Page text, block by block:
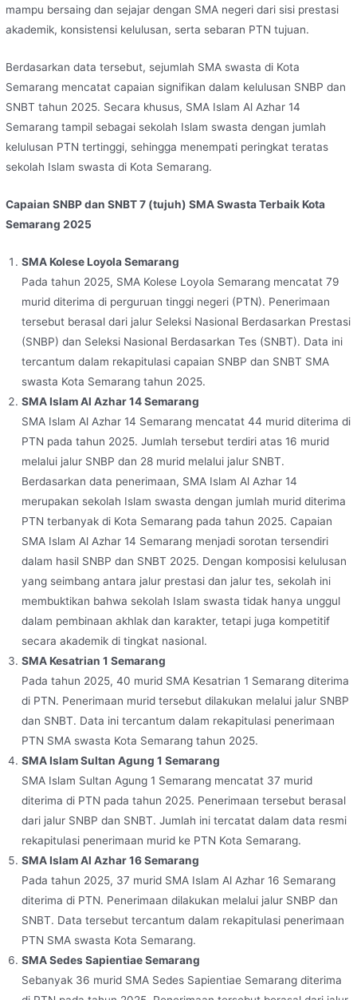
mampu bersaing dan sejajar dengan SMA negeri dari sisi prestasi
akademik, konsistensi kelulusan, serta sebaran PTN tujuan.
Berdasarkan data tersebut, sejumlah SMA swasta di Kota
Semarang mencatat capaian signifikan dalam kelulusan SNBP dan
SNBT tahun 2025. Secara khusus, SMA Islam Al Azhar 14
Semarang tampil sebagai sekolah Islam swasta dengan jumlah
kelulusan PTN tertinggi, sehingga menempati peringkat teratas
sekolah Islam swasta di Kota Semarang.
Capaian SNBP dan SNBT 7 (tujuh) SMA Swasta Terbaik Kota
Semarang 2025
SMA Kolese Loyola Semarang
Pada tahun 2025, SMA Kolese Loyola Semarang mencatat 79
murid diterima di perguruan tinggi negeri (PTN). Penerimaan
tersebut berasal dari jalur Seleksi Nasional Berdasarkan Prestasi
(SNBP) dan Seleksi Nasional Berdasarkan Tes (SNBT). Data ini
tercantum dalam rekapitulasi capaian SNBP dan SNBT SMA
swasta Kota Semarang tahun 2025.
SMA Islam Al Azhar 14 Semarang
SMA Islam Al Azhar 14 Semarang mencatat 44 murid diterima di
PTN pada tahun 2025. Jumlah tersebut terdiri atas 16 murid
melalui jalur SNBP dan 28 murid melalui jalur SNBT.
Berdasarkan data penerimaan, SMA Islam Al Azhar 14
merupakan sekolah Islam swasta dengan jumlah murid diterima
PTN terbanyak di Kota Semarang pada tahun 2025. Capaian
SMA Islam Al Azhar 14 Semarang menjadi sorotan tersendiri
dalam hasil SNBP dan SNBT 2025. Dengan komposisi kelulusan
yang seimbang antara jalur prestasi dan jalur tes, sekolah ini
membuktikan bahwa sekolah Islam swasta tidak hanya unggul
dalam pembinaan akhlak dan karakter, tetapi juga kompetitif
secara akademik di tingkat nasional.
SMA Kesatrian 1 Semarang
Pada tahun 2025, 40 murid SMA Kesatrian 1 Semarang diterima
di PTN. Penerimaan murid tersebut dilakukan melalui jalur SNBP
dan SNBT. Data ini tercantum dalam rekapitulasi penerimaan
PTN SMA swasta Kota Semarang tahun 2025.
SMA Islam Sultan Agung 1 Semarang
SMA Islam Sultan Agung 1 Semarang mencatat 37 murid
diterima di PTN pada tahun 2025. Penerimaan tersebut berasal
dari jalur SNBP dan SNBT. Jumlah ini tercatat dalam data resmi
rekapitulasi penerimaan murid ke PTN Kota Semarang.
SMA Islam Al Azhar 16 Semarang
Pada tahun 2025, 37 murid SMA Islam Al Azhar 16 Semarang
diterima di PTN. Penerimaan dilakukan melalui jalur SNBP dan
SNBT. Data tersebut tercantum dalam rekapitulasi penerimaan
PTN SMA swasta Kota Semarang.
SMA Sedes Sapientiae Semarang
Sebanyak 36 murid SMA Sedes Sapientiae Semarang diterima